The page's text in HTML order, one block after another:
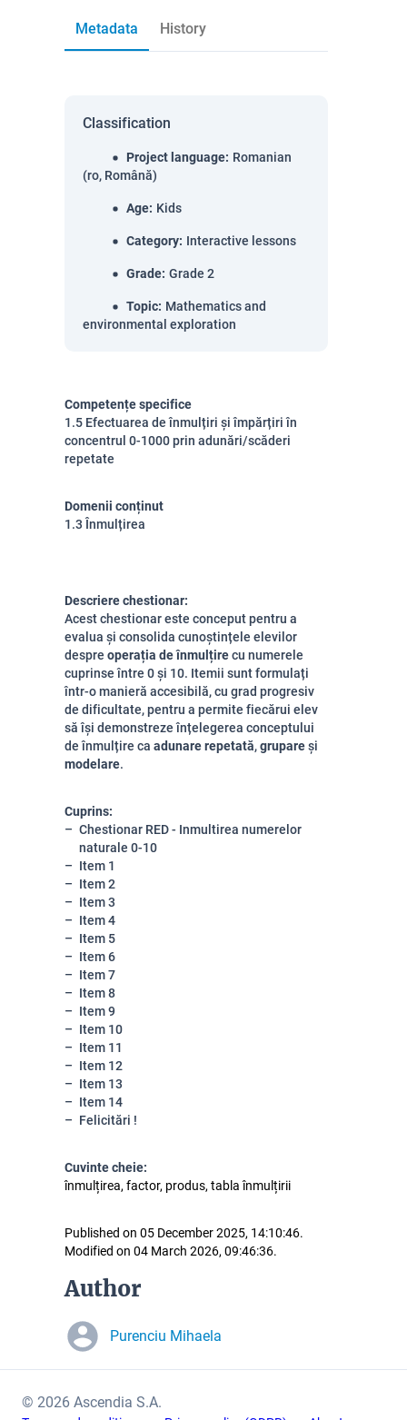
Metadata History
Classification
Project language: Romanian
(ro, Română)
Age: Kids
Category: Interactive lessons
Grade: Grade 2
Topic: Mathematics and
environmental exploration
Competențe specifice
1.5 Efectuarea de înmulțiri și împărțiri în
concentrul 0-1000 prin adunări/scăderi
repetate
Domenii conținut
1.3 Înmulțirea
Descriere chestionar:
Acest chestionar este conceput pentru a
evalua și consolida cunoștințele elevilor
despre operația de înmulțirecu numerele
cuprinse între 0 și 10. Itemii sunt formulați
într-o manieră accesibilă, cu grad progresiv
de dificultate, pentru a permite fiecărui elev
să își demonstreze înțelegerea conceptului
de înmulțire ca adunare repetată,grupareși
modelare.
Cuprins:
Chestionar RED - Inmultirea numerelor
naturale 0-10
Item 1
Item 2
Item 3
Item 4
Item 5
Item 6
Item 7
Item 8
Item 9
Item 10
Item 11
Item 12
Item 13
Item 14
Felicitări !
Cuvinte cheie:
înmulțirea, factor, produs, tabla înmulțirii
Published on 05 December 2025, 14:10:46.
Modified on 04 March 2026, 09:46:36.
Author
Purenciu Mihaela
© 2026 Ascendia S.A.